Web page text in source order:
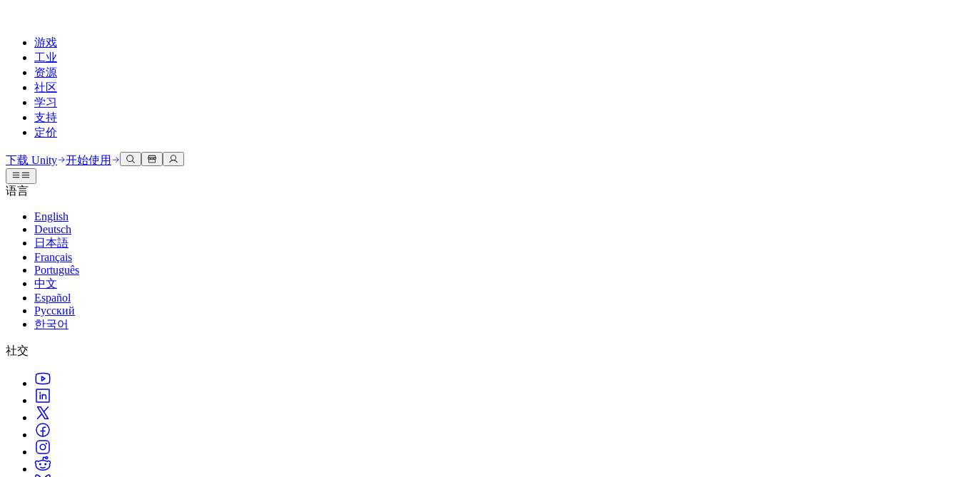
游戏
工业
资源
社区
学习
支持
定价
开发
Unity 引擎
为任何平台构建2D和3D游戏
协作
与团队协作并快速迭代
下载 Unity
计划和定价
部署
探索 Unity 支持的超过 25 个平台
常态化运营
游戏上线后的数据洞察与常态化运营
Grow
用户获取
被发现并获取移动用户
使用案例
3D协作
实时构建和审查3D项目
沉浸式培训
在沉浸式环境中培训
客户体验
创建互动3D体验
行业
实现运营卓越
零售
将店内体验转化为在线体验
汽车
提升创新能力和车内体验
查看所有行业
技术库
文档
官方用户手册和API参考
开发者工具
发布版本和问题跟踪器
路线图
查看即将推出的功能
技术术语库
案例分析
真实成功案例
最佳实践指南
专家提示和技巧
社区中心
讨论
讨论、解决问题和连接
事件
全球和本地活动
社区故事
Made with Unity
展示Unity创作者
直播活动
Unity奖项
庆祝全球的Unity创作者
适合每个级别
Unity Learn
免费掌握Unity技能
专业培训
通过Unity培训师提升您的团队
Unity新手
准备开始
开始您的学习
你是Unity 新手？开始您的旅程
使用指南
可操作的技巧和最佳实践
教育
对于学生
开启您的职业生涯
支持选项
获取帮助
帮助您在Unity中取得成功
成功计划
通过专家支持更快实现目标
常见问题解答
常见问题解答
联系我们
下载 Unity 开始使用
语言
English
Deutsch
日本語
Français
Português
中文
Español
Русский
한국어
社交